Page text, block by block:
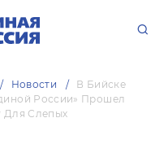
Новости
В Бийске
России» Прошел
Для Слепых